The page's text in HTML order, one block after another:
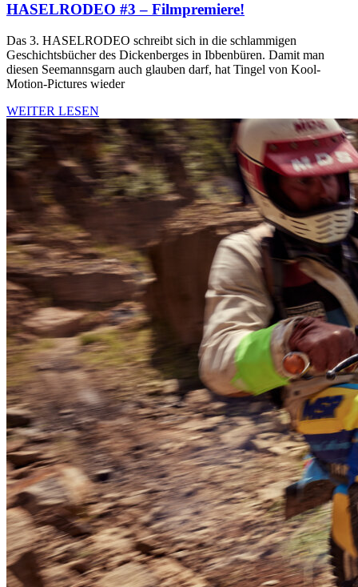
HASELRODEO #3 – Filmpremiere!
Das 3. HASELRODEO schreibt sich in die schlammigen
Geschichtsbücher des Dickenberges in Ibbenbüren. Damit man
diesen Seemannsgarn auch glauben darf, hat Tingel von Kool-
Motion-Pictures wieder
WEITER LESEN